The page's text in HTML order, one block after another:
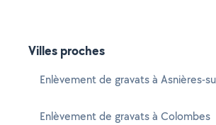
Villes proches
Enlèvement de gravats à Asnières-
Enlèvement de gravats à Colombes